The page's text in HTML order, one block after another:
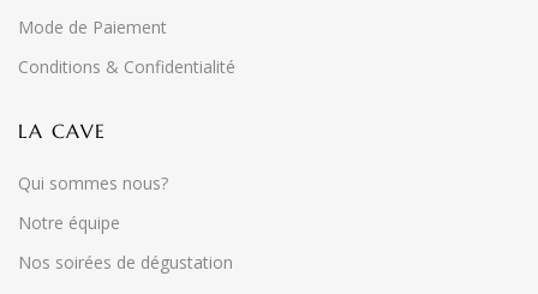
Mode de Paiement
Conditions & Confidentialité
LA CAVE
Qui sommes nous?
Notre équipe
Nos soirées de dégustation